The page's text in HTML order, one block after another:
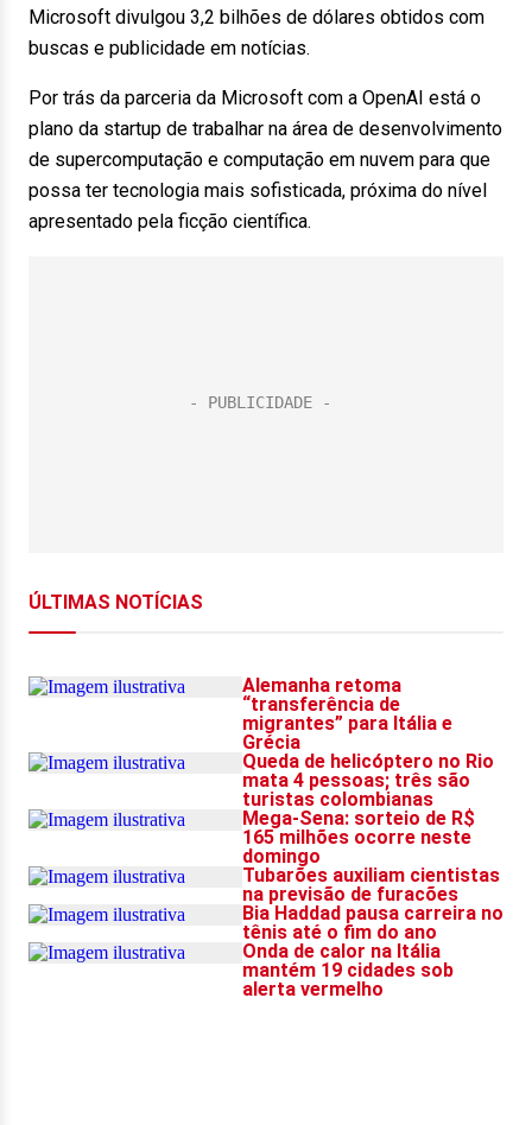
Microsoft divulgou 3,2 bilhões de dólares obtidos com
buscas e publicidade em notícias.
Por trás da parceria da Microsoft com a OpenAI está o
plano da startup de trabalhar na área de desenvolvimento
de supercomputação e computação em nuvem para que
possa ter tecnologia mais sofisticada, próxima do nível
apresentado pela ficção científica.